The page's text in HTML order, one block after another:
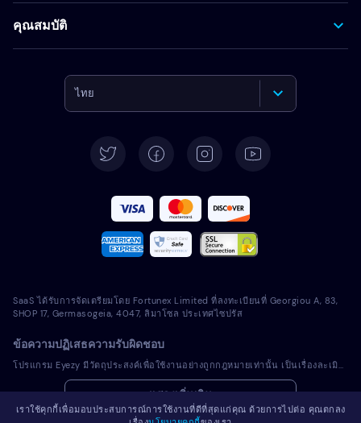
คุณสมบัติ
ไทย
Deutsch
Español
Français
Português
Türkçe
Polski
SaaS ได้รับการจัดเตรียมโดย Fortunex Limited ที่ลงทะเบียนที่ Georgiou A, 83,
SHOP 17, Germasogeia, 4047, ลิมาโซล ประเทศไซปรัส
ข้อความปฏิเสธความรับผิดชอบ
โปรแกรม Eyezy มีวัตถุประสงค์เพื่อใช้งานอย่างถูกกฎหมายเท่านั้น เป็นเรื่องละเมิดการบังคับใช้กฎหมายและกฎหมายในเขตอำนาจศาลท้องถิ่นของคุณในการติดตั้งโปรแกรมที่มีลิขสิทธิ์ลงในอุปกรณ์ที่คุณไม่ได้เป็นเจ้าของ โดยทั่วไปแล้วกฎหมายกำหนดให้คุณแจ้งเตือนเจ้าของอุปกรณ์เครื่องที่คุณตั้งใจจะติดตั้งโปรแกรมที่มีลิขสิทธิ์ดังกล่าว การละเมิดข้อกำหนดนี้อาจมีผลเป็นบทลงโทษทางแพ่งและอาญาที่รุนแรง คุณควรปรึกษาที่ปรึกษาทางกฎหมายของคุณเรื่องการใช้งานโปรแกรมที่มีลิขสิทธิ์อย่างถูกกฎหมายในเขตอำนาจศาลก่อนที่จะติดตั้งและใช้งาน คุณเป็นผู้รับผิดชอบแต่เพียงผู้เดียวสำหรับการติดตั้งโปรแกรมที่มีลิขสิทธิ์ในอุปกรณ์ดังกล่าว และคุณตระหนักว่า Eyezy ไม่สามารถรับผิดชอบเรื่องดังกล่าว
แสดงเพิ่มเติม
เราใช้คุกกี้เพื่อมอบประสบการณ์การใช้งานที่ดีที่สุดแก่คุณ ด้วยการไปต่อ คุณตกลง